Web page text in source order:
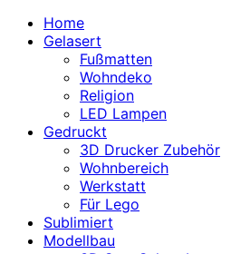
Home
Gelasert
Fußmatten
Wohndeko
Religion
LED Lampen
Gedruckt
3D Drucker Zubehör
Wohnbereich
Werkstatt
Für Lego
Sublimiert
Modellbau